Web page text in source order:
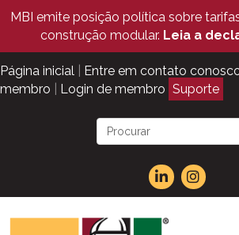
MBI emite posição política sobre
construção modular. Leia a
Página inicial Entre em contato
membro
Login de membro Suporte